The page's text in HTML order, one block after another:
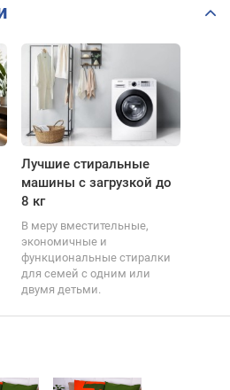
Лучшие стиральные
машины с загрузкой до
8 кг
В меру вместительные,
экономичные и
функциональные стиралки
для семей с одним или
двумя детьми.